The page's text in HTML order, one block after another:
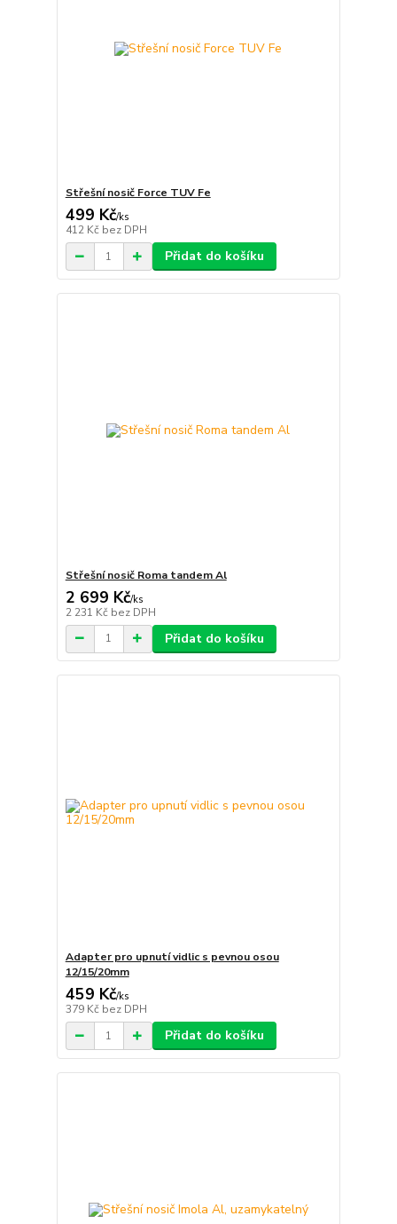
Střešní nosič Force TUV Fe
499 Kč/ks
412 Kč bez DPH
Přidat do košíku
Střešní nosič Roma tandem Al
2 699 Kč/ks
2 231 Kč bez DPH
Přidat do košíku
Adapter pro upnutí vidlic s pevnou osou
12/15/20mm
459 Kč/ks
379 Kč bez DPH
Přidat do košíku